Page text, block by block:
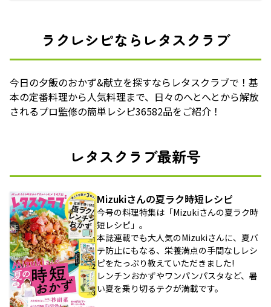
ラクレシピならレタスクラブ
今日の夕飯のおかず&献立を探すならレタスクラブで！基
本の定番料理から人気料理まで、日々のへとへとから解放
されるプロ監修の簡単レシピ36582品をご紹介！
レタスクラブ最新号
Mizukiさんの夏ラク時短レシピ
今号の料理特集は「Mizukiさんの夏ラク時
短レシピ」。
本誌連載でも大人気のMizukiさんに、夏バ
テ防止にもなる、栄養満点の手間なしレシ
ピをたっぷり教えていただきました!
レンチンおかずやワンパンパスタなど、暑
い夏を乗り切るテクが満載です。